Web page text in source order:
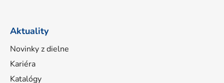
Aktuality
Novinky z dielne
Kariéra
Katalógy